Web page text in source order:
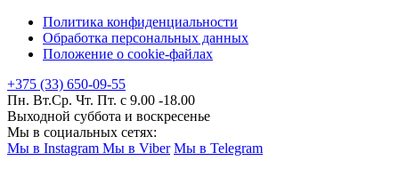
Политика конфиденциальности
Обработка персональных данных
Положение о cookie-файлах
+375 (33) 650-09-55
Пн. Вт.Ср. Чт. Пт. с 9.00 -18.00
Выходной суббота и воскресенье
Мы в социальных сетях:
Мы в Instagram Мы в Viber Мы в Telegram